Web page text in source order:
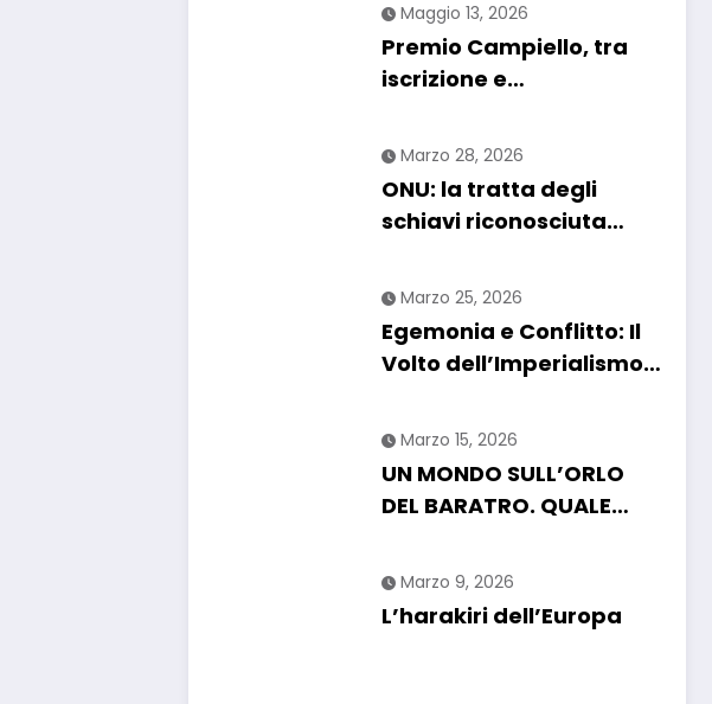
Maggio 13, 2026
Premio Campiello, tra
iscrizione e
regolamento che
confonde più che
chiarire
Marzo 28, 2026
ONU: la tratta degli
schiavi riconosciuta
contro l’umanità”. Si
riapre il dossier
riparazioni
Marzo 25, 2026
Egemonia e Conflitto: Il
Volto dell’Imperialismo
Marzo 15, 2026
UN MONDO SULL’ORLO
DEL BARATRO. QUALE
Marzo 9, 2026
L’harakiri dell’Europa